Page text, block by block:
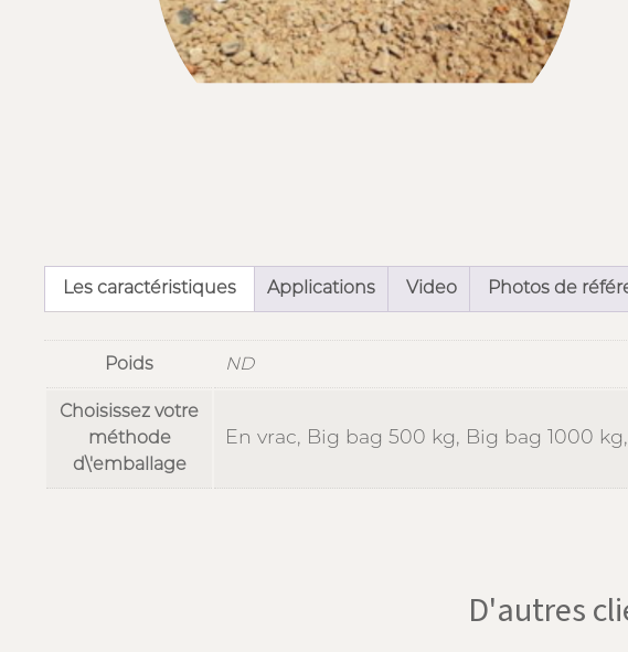
Les caractéristiques Applications Video Photos de
Poids ND
Choisissez votre
méthode
d\'emballage
En vrac, Big bag 500 kg, Big bag 1000
D'autres